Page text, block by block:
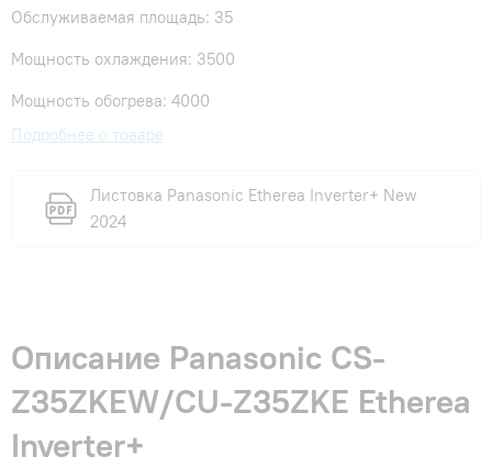
Обслуживаемая площадь: 35
Мощность охлаждения: 3500
Мощность обогрева: 4000
Подробнее о товаре
Листовка Panasonic Etherea Inverter+ New
2024
Описание Panasonic CS-
Z35ZKEW/CU-Z35ZKE Etherea
Inverter+